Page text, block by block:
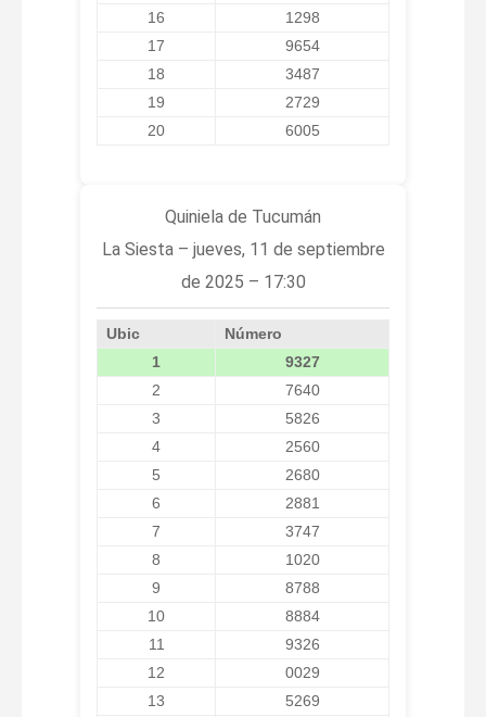
16
1298
17
9654
18
3487
19
2729
20
6005
Quiniela de Tucumán
La Siesta – jueves, 11 de septiembre
de 2025 – 17:30
Ubic
Número
1
9327
2
7640
3
5826
4
2560
5
2680
6
2881
7
3747
8
1020
9
8788
10
8884
11
9326
12
0029
13
5269